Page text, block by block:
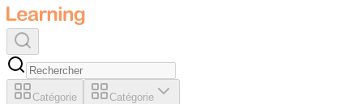
Catégorie Catégorie